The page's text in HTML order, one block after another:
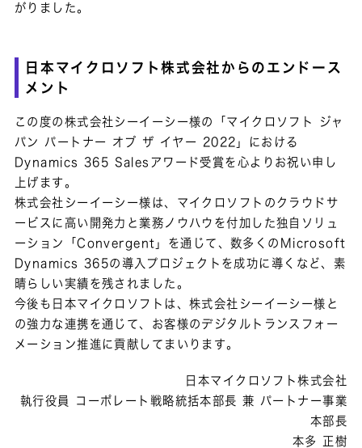
がりました。
日本マイクロソフト株式会社からのエンドース
メント
この度の株式会社シーイーシー様の「マイクロソフト ジャ
パン パートナー オブ ザ イヤー 2022」における
Dynamics 365 Salesアワード受賞を心よりお祝い申し
上げます。
株式会社シーイーシー様は、マイクロソフトのクラウドサ
ービスに高い開発力と業務ノウハウを付加した独自ソリュ
ーション「Convergent」を通じて、数多くのMicrosoft
Dynamics 365の導入プロジェクトを成功に導くなど、素
晴らしい実績を残されました。
今後も日本マイクロソフトは、株式会社シーイーシー様と
の強力な連携を通じて、お客様のデジタルトランスフォー
メーション推進に貢献してまいります。
日本マイクロソフト株式会社
執行役員 コーポレート戦略統括本部長 兼 パートナー事業
本部長
本多 正樹